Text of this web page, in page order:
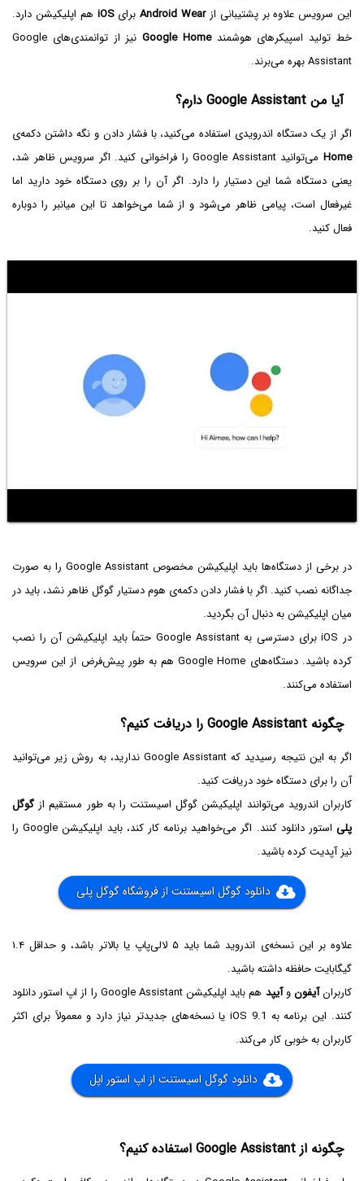
این سرویس علاوه بر پشتیبانی ازAndroid WearبرایiOS هم اپلیکیشن دارد.
خط تولید اسپیکرهای هوشمندGoogle Home
نیز از توانمندی‌های Google
Assistant بهره می‌برند.
آیا من Google Assistant دارم؟
اگر از یک دستگاه اندرویدی استفاده می‌کنید، با فشار دادن و نگه داشتن دکمه‌ی
Home
می‌توانید Google Assistant را فراخوانی کنید. اگر سرویس ظاهر شد،
یعنی دستگاه شما این دستیار را دارد. اگر آن را بر روی دستگاه خود دارید اما
غیرفعال است، پیامی ظاهر می‌شود و از شما می‌خواهد تا این میانبر را دوباره
فعال کنید.
در برخی از دستگاه‌ها باید اپلیکیشن مخصوص Google Assistant را به صورت
جداگانه نصب کنید. اگر با فشار دادن دکمه‌ی هوم دستیار گوگل ظاهر نشد، باید در
میان اپلیکیشن به دنبال آن بگردید.
در iOS برای دسترسی به Google Assistant حتماً باید اپلیکیشن آن را نصب
کرده باشید. دستگاه‌های Google Home هم به طور پیش‌فرض از این سرویس
استفاده می‌کنند.
چگونه Google Assistant را دریافت کنیم؟
اگر به این نتیجه رسیدید که Google Assistant ندارید، به روش زیر می‌توانید
آن را برای دستگاه خود دریافت کنید.
کاربران اندروید می‌توانند اپلیکیشن گوگل اسیستنت را به طور مستقیم ازگوگل
پلی
استور دانلود کنند. اگر می‌خواهید برنامه کار کند، باید اپلیکیشن Google را
نیز آپدیت کرده باشید.
دانلود گوگل اسیستنت از فروشگاه گوگل پلی
علاوه بر این نسخه‌ی اندروید شما باید ۵ لالی‌پاپ یا بالاتر باشد، و حداقل ۱.۴
گیگابایت حافظه داشته باشید.
کاربرانآیفونوآیپد
هم باید اپلیکیشن Google Assistant را از اپ استور دانلود
کنند. این برنامه به iOS 9.1 یا نسخه‌های جدیدتر نیاز دارد و معمولاً برای اکثر
کاربران به خوبی کار می‌کند.
دانلود گوگل اسیستنت از اپ استور اپل
چگونه از Google Assistant استفاده کنیم؟